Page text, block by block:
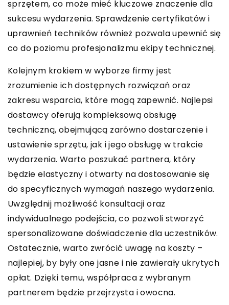
sprzętem, co może mieć kluczowe znaczenie dla
sukcesu wydarzenia. Sprawdzenie certyfikatów i
uprawnień techników również pozwala upewnić się
co do poziomu profesjonalizmu ekipy technicznej.
Kolejnym krokiem w wyborze firmy jest
zrozumienie ich dostępnych rozwiązań oraz
zakresu wsparcia, które mogą zapewnić. Najlepsi
dostawcy oferują kompleksową obsługę
techniczną, obejmującą zarówno dostarczenie i
ustawienie sprzętu, jak i jego obsługę w trakcie
wydarzenia. Warto poszukać partnera, który
będzie elastyczny i otwarty na dostosowanie się
do specyficznych wymagań naszego wydarzenia.
Uwzględnij możliwość konsultacji oraz
indywidualnego podejścia, co pozwoli stworzyć
spersonalizowane doświadczenie dla uczestników.
Ostatecznie, warto zwrócić uwagę na koszty –
najlepiej, by były one jasne i nie zawierały ukrytych
opłat. Dzięki temu, współpraca z wybranym
partnerem będzie przejrzysta i owocna.